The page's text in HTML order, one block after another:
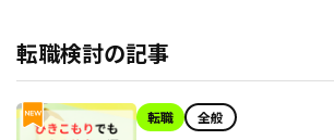
転職検討の記事
転職 全般